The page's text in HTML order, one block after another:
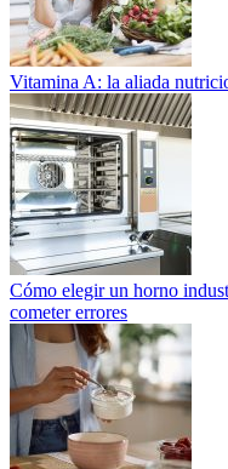
Vitamina A: la aliada
Cómo elegir un horno
cometer errores